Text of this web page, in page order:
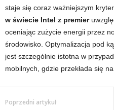
staje się coraz ważniejszym
w świecie Intel z premier
oceniając zużycie energii przez
środowisko. Optymalizacja pod
jest szczególnie istotna w
mobilnych, gdzie przekłada się
Poprzedni artykuł